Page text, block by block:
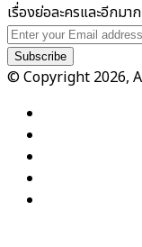
เรื่องย่อละครและอีกม
Enter
your
Email
© Copyright 2026,